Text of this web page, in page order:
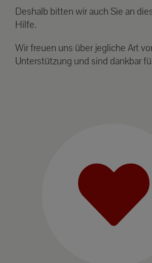
Deshalb bitten wir auch Sie an
Hilfe.
Wir freuen uns über jegliche Art
Unterstützung und sind dankbar